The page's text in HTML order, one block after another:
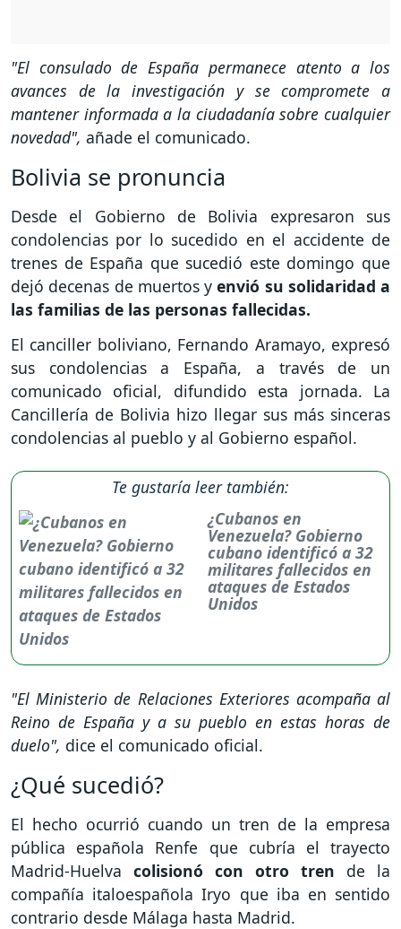
"El consulado de España permanece atento a los
avances de la investigación y se compromete a
mantener informada a la ciudadanía sobre cualquier
novedad", añade el comunicado.
Bolivia se pronuncia
Desde el Gobierno de Bolivia expresaron sus
condolencias por lo sucedido en el accidente de
trenes de España que sucedió este domingo que
dejó decenas de muertos yenvió su solidaridad a
las familias de las personas fallecidas.
El canciller boliviano, Fernando Aramayo, expresó
sus condolencias a España, a través de un
comunicado oficial, difundido esta jornada. La
Cancillería de Bolivia hizo llegar sus más sinceras
condolencias al pueblo y al Gobierno español.
Te gustaría leer también:
¿Cubanos en
Venezuela? Gobierno
cubano identificó a 32
militares fallecidos en
ataques de Estados
Unidos
"El Ministerio de Relaciones Exteriores acompaña al
Reino de España y a su pueblo en estas horas de
duelo", dice el comunicado oficial.
¿Qué sucedió?
El hecho ocurrió cuando un tren de la empresa
pública española Renfe que cubría el trayecto
Madrid-Huelva colisionó con otro tren de la
compañía italoespañola Iryo que iba en sentido
contrario desde Málaga hasta Madrid.